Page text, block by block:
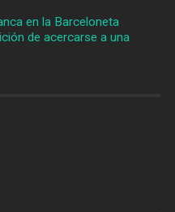
en la Barceloneta
de acercarse a una